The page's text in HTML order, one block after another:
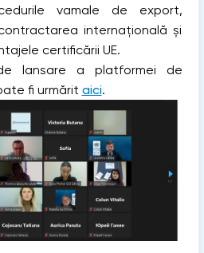
vamale de export,
internațională și
certificării UE.
lansare a platformei de
fi urmărit aici.